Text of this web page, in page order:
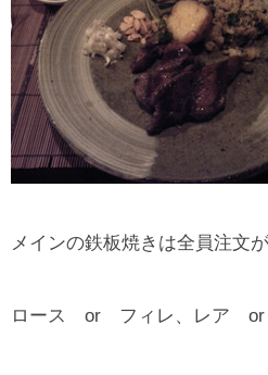
メインの鉄板焼きは全員注文が
ロース or フィレ、レア or